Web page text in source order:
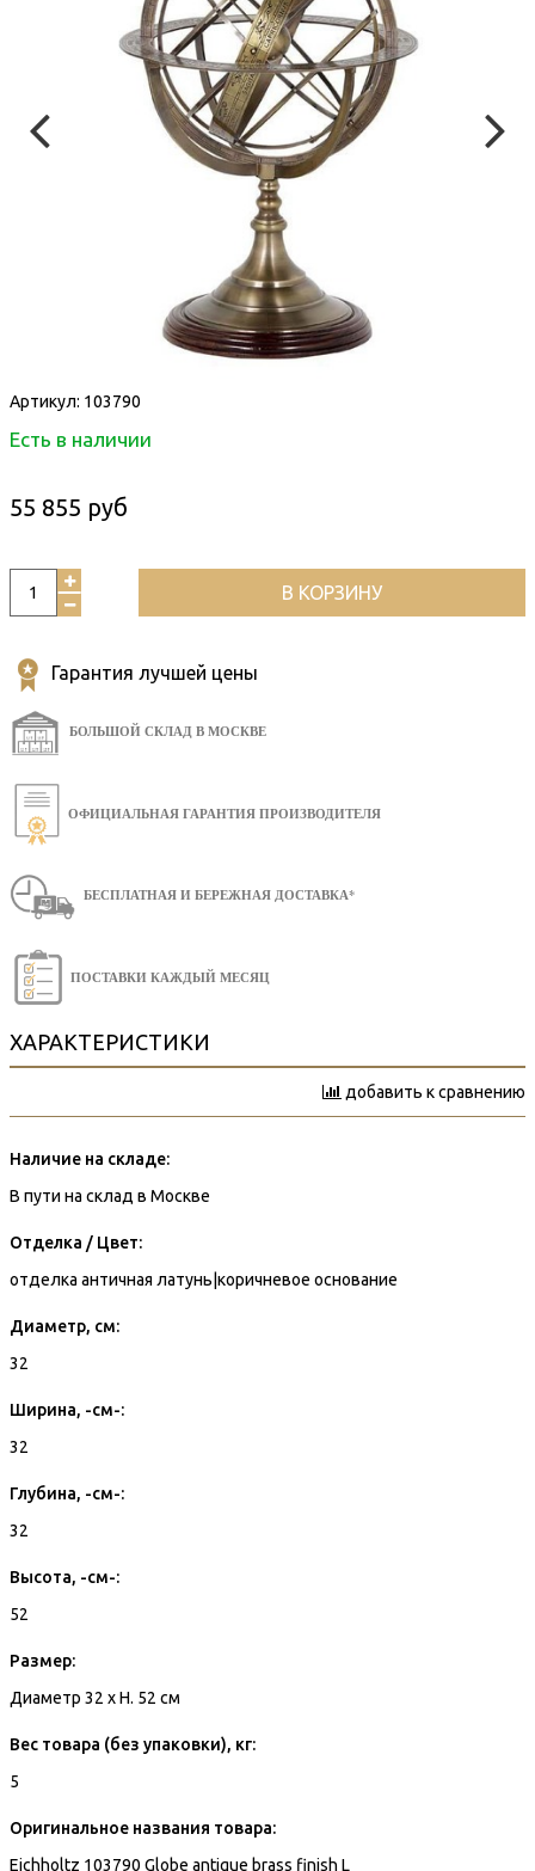
Артикул: 103790
Есть в наличии
55 855 руб
В КОРЗИНУ
Гарантия лучшей цены
БОЛЬШОЙ СКЛАД В МОСКВЕ
ОФИЦИАЛЬНАЯ ГАРАНТИЯ ПРОИЗВОДИТЕЛЯ
БЕСПЛАТНАЯ И БЕРЕЖНАЯ ДОСТАВКА*
ПОСТАВКИ КАЖДЫЙ МЕСЯЦ
ХАРАКТЕРИСТИКИ
добавить к сравнению
Наличие на складе:
В пути на склад в Москве
Отделка / Цвет:
отделка античная латунь|коричневое основание
Диаметр, см:
32
Ширина, -см-:
32
Глубина, -см-:
32
Высота, -см-:
52
Размер:
Диаметр 32 x H. 52 см
Вес товара (без упаковки), кг:
5
Оригинальное названия товара:
Eichholtz 103790 Globe antique brass finish L